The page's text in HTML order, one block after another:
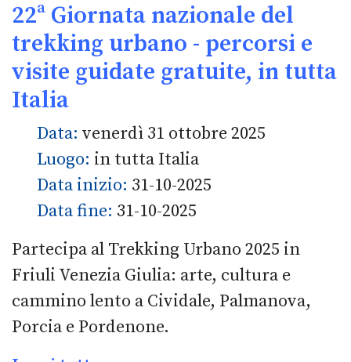
22ª Giornata nazionale del
trekking urbano - percorsi e
visite guidate gratuite, in tutta
Italia
Data: venerdì 31 ottobre 2025
Luogo: in tutta Italia
Data inizio: 31-10-2025
Data fine: 31-10-2025
Partecipa al Trekking Urbano 2025 in
Friuli Venezia Giulia: arte, cultura e
cammino lento a Cividale, Palmanova,
Porcia e Pordenone.